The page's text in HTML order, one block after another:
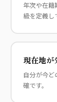
年次や在
級を定義し
現在地が
自分が今
確です。